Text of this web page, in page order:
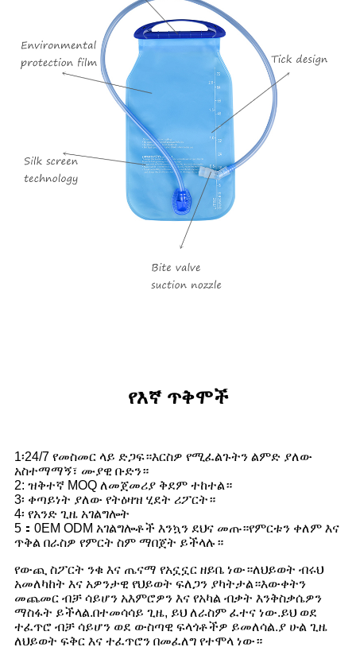
የእኛ ጥቅሞች
1፡24/7 የመስመር ላይ ድጋፍ።እርስዎ የሚፈልጉትን ልምድ ያለው
አስተማማኝ፣ ሙያዊ ቡድን።
2: ዝቅተኛ MOQ ለመጀመሪያ ቅደም ተከተል።
3፡ ቀጣይነት ያለው የትዕዛዝ ሂደት ሪፖርት።
4፡ የአንድ ጊዜ አገልግሎት
5：0EM ODM አገልግሎቶች እንኳን ደህና መጡ።የምርቱን ቀለም እና
ጥቅል በራስዎ የምርት ስም ማበጀት ይችላሉ።
የውጪ ስፖርት ንቁ እና ጤናማ የአኗኗር ዘይቤ ነው።ለህይወት ብሩህ
አመለካከት እና አዎንታዊ የህይወት ፍለጋን ያካትታል።እውቀትን
መጨመር ብቻ ሳይሆን አእምሮዎን እና የአካል ብቃት እንቅስቃሴዎን
ማስፋት ይችላል.በተመሳሳይ ጊዜ, ይህ ለራስም ፈተና ነው.ይህ ወደ
ተፈጥሮ ብቻ ሳይሆን ወደ ውስጣዊ ፍላጎቶችዎ ይመለሳል.ያ ሁል ጊዜ
ለህይወት ፍቅር እና ተፈጥሮን በመፈለግ የተሞላ ነው።